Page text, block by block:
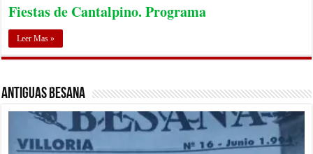
Fiestas de Cantalpino. Programa
Leer Mas »
Antiguas Besana